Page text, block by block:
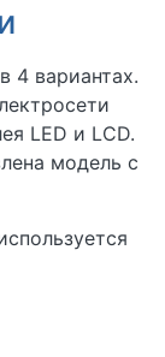
4 вариантах.
LED и LCD.
модель с